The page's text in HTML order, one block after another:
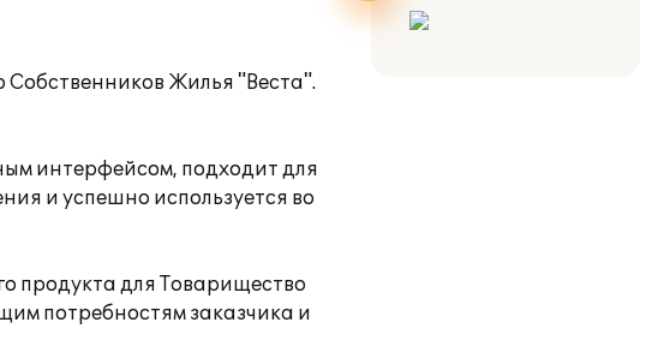
Жилья "Веста".
интерфейсом, подходит для
и успешно используется во
продукта для Товарищество
потребностям заказчика и